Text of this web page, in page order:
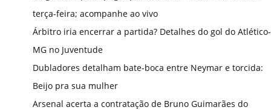
terça-feira; acompanhe ao vivo
Árbitro iria encerrar a partida? Detalhes do gol do Atlético-
MG no Juventude
Dubladores detalham bate-boca entre Neymar e torcida:
Beijo pra sua mulher
Arsenal acerta a contratação de Bruno Guimarães do